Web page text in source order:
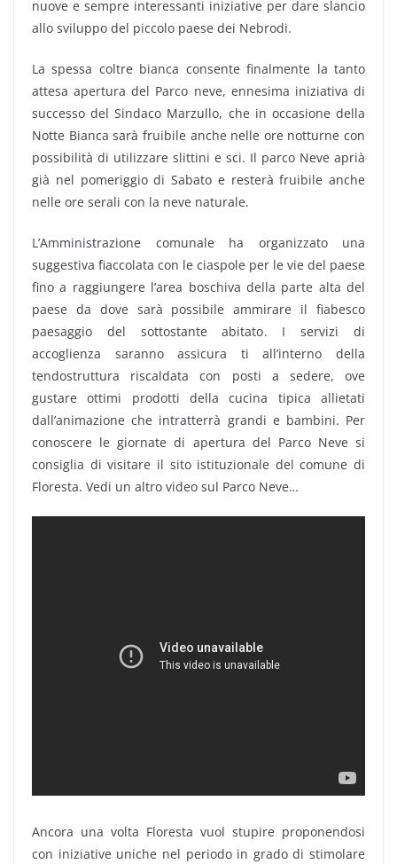
nuove e sempre interessanti iniziative per dare slancio
allo sviluppo del piccolo paese dei Nebrodi.
La spessa coltre bianca consente finalmente la tanto
attesa apertura del Parco neve, ennesima iniziativa di
successo del Sindaco Marzullo, che in occasione della
Notte Bianca sarà fruibile anche nelle ore notturne con
possibilità di utilizzare slittini e sci. Il parco Neve aprià
già nel pomeriggio di Sabato e resterà fruibile anche
nelle ore serali con la neve naturale.
L’Amministrazione comunale ha organizzato una
suggestiva fiaccolata con le ciaspole per le vie del paese
fino a raggiungere l’area boschiva della parte alta del
paese da dove sarà possibile ammirare il fiabesco
paesaggio del sottostante abitato. I servizi di
accoglienza saranno assicura ti all’interno della
tendostruttura riscaldata con posti a sedere, ove
gustare ottimi prodotti della cucina tipica allietati
dall’animazione che intratterrà grandi e bambini. Per
conoscere le giornate di apertura del Parco Neve si
consiglia di visitare il sito istituzionale del comune di
Floresta. Vedi un altro video sul Parco Neve…
Ancora una volta Floresta vuol stupire proponendosi
con iniziative uniche nel periodo in grado di stimolare